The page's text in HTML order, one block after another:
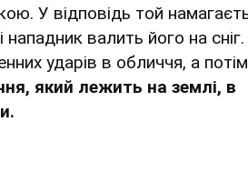
У відповідь той
валить його на сніг.
ударів в обличчя, а потім
який лежить на землі, в